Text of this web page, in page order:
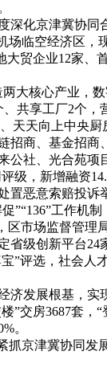
化京津冀协
临空经济区
贸企业12家
核心产业，
享工厂2个
天向上中央
商、基金招
社、光合苑
级，新增融资
恶意索赔投
工作机
市场监督管理
级创新平台
评选，社会
发展根基，
交房3687套
。
京津冀协同